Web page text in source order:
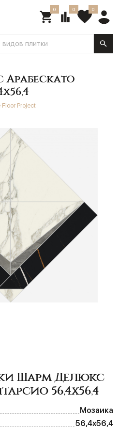
0 0 0
Project
Шарм Делюкс
56,4х56,4
Мозаика
56,4х56,4